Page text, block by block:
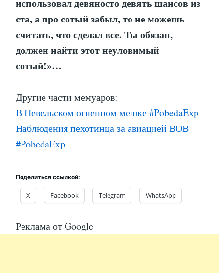
использовал девяносто девять шансов из
ста, а про сотый забыл, то не можешь
считать, что сделал все. Ты обязан,
должен найти этот неуловимый
сотый!»…
Другие части мемуаров:
В Невельском огненном мешке #PobedaEхp
Наблюдения пехотинца за авиацией ВОВ
#PobedaExp
Поделиться ссылкой:
X Facebook Telegram WhatsApp
Реклама от Google